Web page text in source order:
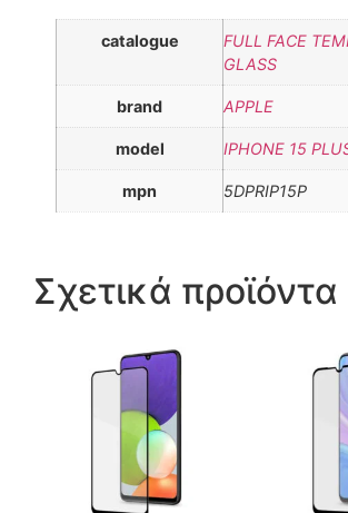
catalogue
FULL FACE
GLASS
brand APPLE
model IPHONE 15
mpn 5DPRIP15P
Σχετικά προϊόντα